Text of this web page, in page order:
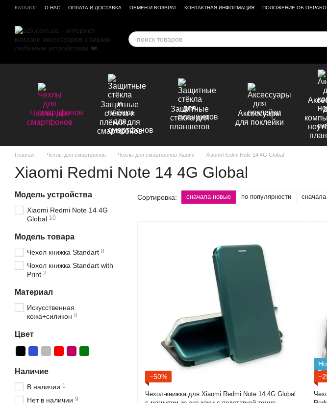
Перейти к основному контенту
КАТАЛОГ О НАС ОПЛАТА И ДОСТАВКА ОБМЕН И ВОЗВРАТ КОНТАКТНАЯ ИНФОРМАЦИЯ ПОЛОЖЕНИЕ ОБ
Чехлы для
смартфонов
Защитные
стёкла и
плёнки для
смартфонов
Защитные
стёкла для
планшетов
Аксессуары
для поклейки
Главная Чехлы для смартфонов Чехлы для смартфонов Xiaomi Xiaomi Redmi Note 14 4G Global
Xiaomi Redmi Note 14 4G Global
Сортировка: сначала новые по популярности
−50%
Чехол-книжка для Xiaomi Redmi Note 14 4G Global
Модель устройства
Xiaomi Redmi Note 14 4G
Global 10
Модель товара
Чехол книжка Standart 8
Чохол книжка Standart with
Print 2
Материал
Искусственная
кожа+силикон 8
Цвет
Наличие
В наличии 1
Нет в наличии 9